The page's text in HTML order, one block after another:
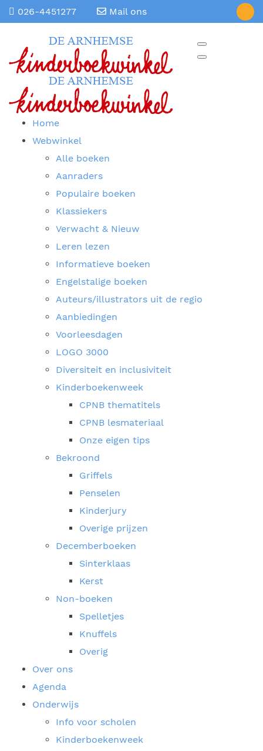
026-4451277 Mail ons
Home
Webwinkel
Alle boeken
Aanraders
Populaire boeken
Klassiekers
Verwacht & Nieuw
Leren lezen
Informatieve boeken
Engelstalige boeken
Auteurs/illustrators uit de regio
Aanbiedingen
Voorleesdagen
LOGO 3000
Diversiteit en inclusiviteit
Kinderboekenweek
CPNB thematitels
CPNB lesmateriaal
Onze eigen tips
Bekroond
Griffels
Penselen
Kinderjury
Overige prijzen
Decemberboeken
Sinterklaas
Kerst
Non-boeken
Spelletjes
Knuffels
Overig
Over ons
Agenda
Onderwijs
Info voor scholen
Kinderboekenweek